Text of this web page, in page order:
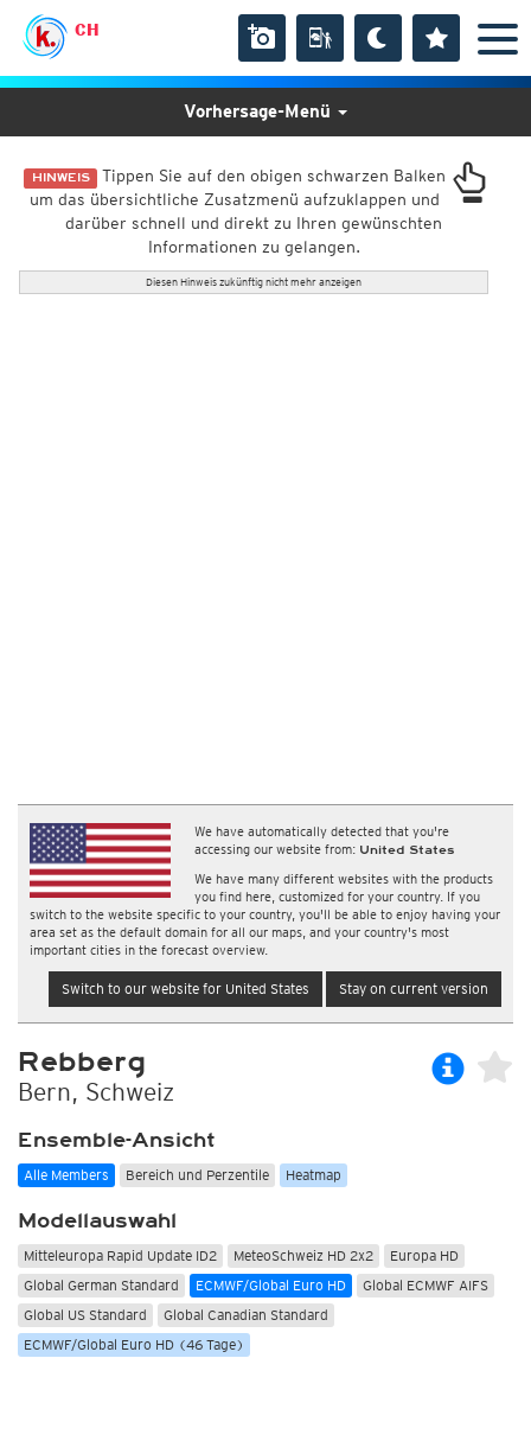
CH
HINWEIS Tippen Sie auf den obigen schwarzen Balken
um das übersichtliche Zusatzmenü aufzuklappen und
darüber schnell und direkt zu Ihren gewünschten
Informationen zu gelangen.
Diesen Hinweis zukünftig nicht mehr anzeigen
We have automatically detected that you're
accessing our website from: United States
We have many different websites with the products
you find here, customized for your country. If you
switch to the website specific to your country, you'll be able to enjoy having your
area set as the default domain for all our maps, and your country's most
important cities in the forecast overview.
Switch to our website for United States Stay on current version
Vorhersage-Menü
Rebberg
Bern, Schweiz
Ensemble-Ansicht
Alle Members Bereich und Perzentile Heatmap
Modellauswahl
Mitteleuropa Rapid Update ID2 MeteoSchweiz HD 2x2
Europa HD
Global German Standard
ECMWF/Global Euro HD
Global ECMWF AIFS
Global US Standard
Global Canadian Standard
ECMWF/Global Euro HD (46 Tage)